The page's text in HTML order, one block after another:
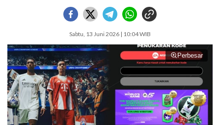
Sabtu, 13 Juni 2026 | 10:04 WIB
Perbesar